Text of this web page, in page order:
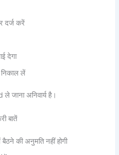
दर्ज करें
देगा
लें
जाना अनिवार्य है।
बातें
की अनुमति नहीं होगी